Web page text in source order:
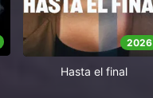
2026
Hasta el final